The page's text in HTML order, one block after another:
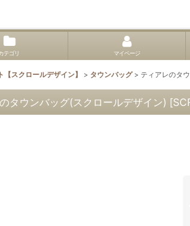
テゴリ マイページ
【スクロールデザイン】 > タウンバッグ > ティアレのタ
タウンバッグ(スクロールデザイン) [